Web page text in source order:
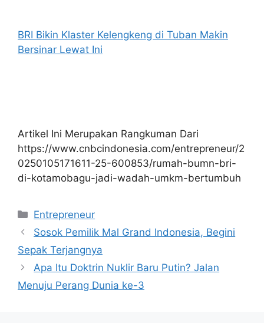
BRI Bikin Klaster Kelengkeng di Tuban Makin
Bersinar Lewat Ini
Artikel Ini Merupakan Rangkuman Dari
https://www.cnbcindonesia.com/entrepreneur/2
0250105171611-25-600853/rumah-bumn-bri-
di-kotamobagu-jadi-wadah-umkm-bertumbuh
Kategori
Entrepreneur
Sosok Pemilik Mal Grand Indonesia, Begini
Sepak Terjangnya
Apa Itu Doktrin Nuklir Baru Putin? Jalan
Menuju Perang Dunia ke-3